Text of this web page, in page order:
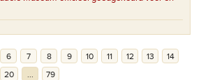
6 7 8 9 10 11 12 13
14
20 79